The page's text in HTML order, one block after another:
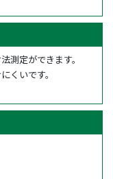
測定ができます。
くいです。